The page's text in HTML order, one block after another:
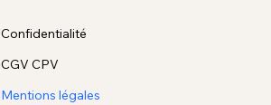
Confidentialité
CGV CPV
Mentions légales